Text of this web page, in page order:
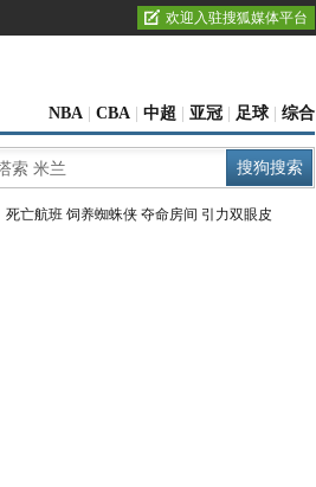
欢迎入驻搜狐媒体平台
NBA CBA 中超 亚冠 足球 综合
死亡航班 饲养蜘蛛侠 夺命房间 引力双眼皮